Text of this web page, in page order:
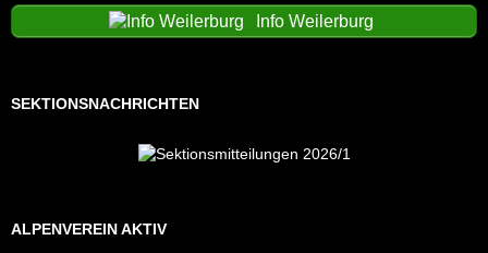
Info Weilerburg
SEKTIONSNACHRICHTEN
ALPENVEREIN AKTIV